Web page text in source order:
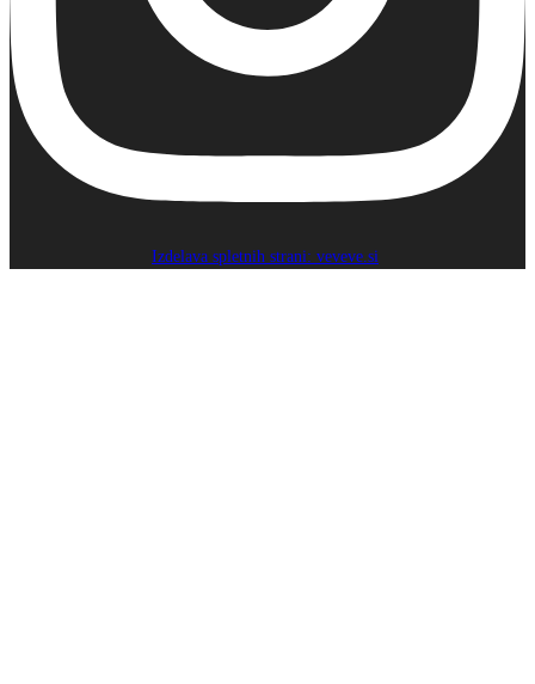
Izdelava spletnih strani: veveve.si